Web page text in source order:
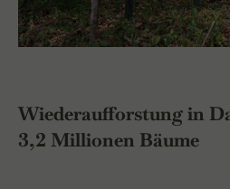
Wiederaufforstung in
3,2 Millionen Bäume